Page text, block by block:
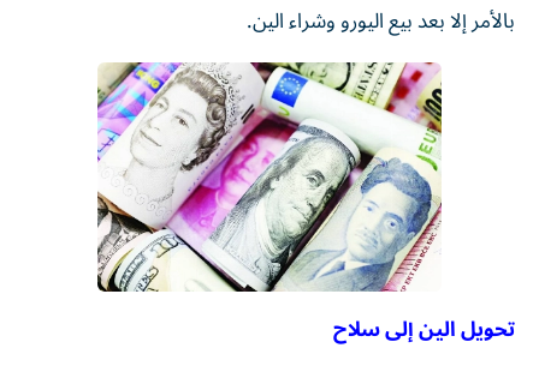
بالأمر إلا بعد بيع اليورو وشراء الين.
تحويل الين إلى سلاح